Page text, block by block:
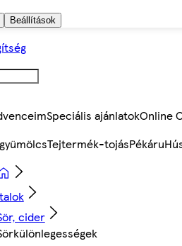
Beállítások
Speciális ajánlatokOnline
Tejtermék-tojásPékáru
cider